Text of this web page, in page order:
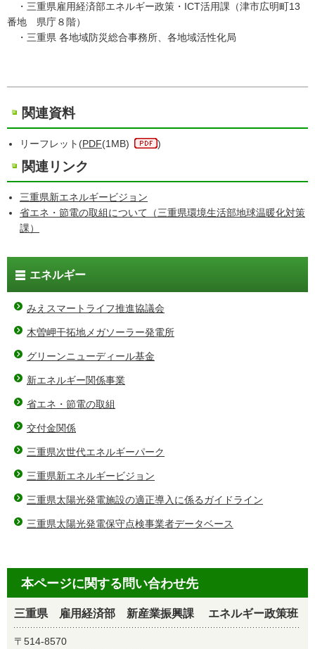
・三重県雇用経済部エネルギー政策・ICT活用課（津市広明町13
番地 県庁８階）
・三重県 各地域防災総合事務所、各地域活性化局
関連資料
リーフレット(PDF(1MB) )
関連リンク
三重県新エネルギービジョン
省エネ・節電の取組について（三重県環境生活部地球温暖化対策
課）
エネルギー
みえスマートライフ推進協議会
木曽岬干拓地メガソーラー発電所
グリーンニューディール基金
新エネルギー関係事業
省エネ・節電の取組
交付金関係
三重県次世代エネルギーパーク
三重県新エネルギービジョン
三重県太陽光発電施設の適正導入に係るガイドライン
三重県太陽光発電保守点検事業者データベース
本ページに関する問い合わせ先
三重県 雇用経済部 新産業振興課 エネルギー政策班
〒514-8570